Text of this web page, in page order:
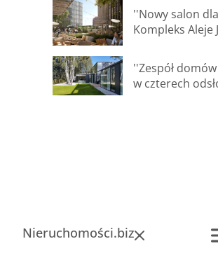
Nieruchomości.biz
''Nowy salon
Kompleks Aleje
''Zespół
w czterech